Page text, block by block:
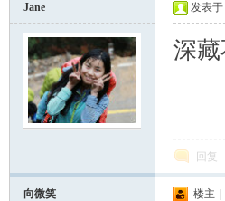
Jane 发表于
深
回复
向微笑 楼主